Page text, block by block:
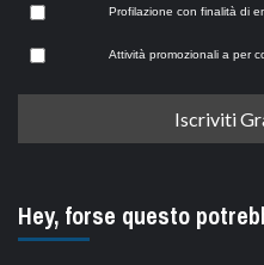
Profilazione con finalità di
Attività promozionali a per
Hey, forse questo